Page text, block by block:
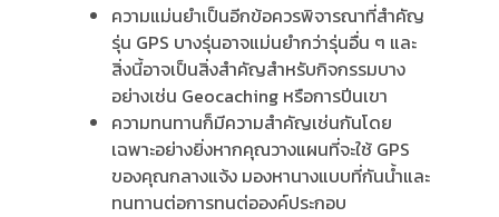
ความแม่นยำเป็นอีกข้อควรพิจารณาที่สำคัญ
รุ่น GPS บางรุ่นอาจแม่นยำกว่ารุ่นอื่น ๆ และ
สิ่งนี้อาจเป็นสิ่งสำคัญสำหรับกิจกรรมบาง
อย่างเช่น Geocaching หรือการปีนเขา
ความทนทานก็มีความสำคัญเช่นกันโดย
เฉพาะอย่างยิ่งหากคุณวางแผนที่จะใช้ GPS
ของคุณกลางแจ้ง มองหานางแบบที่กันน้ำและ
ทนทานต่อการทนต่อองค์ประกอบ